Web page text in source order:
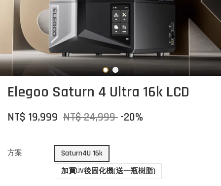
Elegoo Saturn 4 Ultra 16k LCD
NT$ 19,999 NT$ 24,999 -20%
方案
Saturn4U 16k
加買UV後固化機(送一瓶樹脂)